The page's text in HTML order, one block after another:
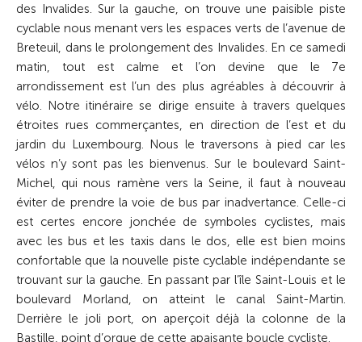
des Invalides. Sur la gauche, on trouve une paisible piste
cyclable nous menant vers les espaces verts de l’avenue de
Breteuil, dans le prolongement des Invalides. En ce samedi
matin, tout est calme et l’on devine que le 7e
arrondissement est l’un des plus agréables à découvrir à
vélo. Notre itinéraire se dirige ensuite à travers quelques
étroites rues commerçantes, en direction de l’est et du
jardin du Luxembourg. Nous le traversons à pied car les
vélos n’y sont pas les bienvenus. Sur le boulevard Saint-
Michel, qui nous ramène vers la Seine, il faut à nouveau
éviter de prendre la voie de bus par inadvertance. Celle-ci
est certes encore jonchée de symboles cyclistes, mais
avec les bus et les taxis dans le dos, elle est bien moins
confortable que la nouvelle piste cyclable indépendante se
trouvant sur la gauche. En passant par l’île Saint-Louis et le
boulevard Morland, on atteint le canal Saint-Martin.
Derrière le joli port, on aperçoit déjà la colonne de la
Bastille, point d’orgue de cette apaisante boucle cycliste.